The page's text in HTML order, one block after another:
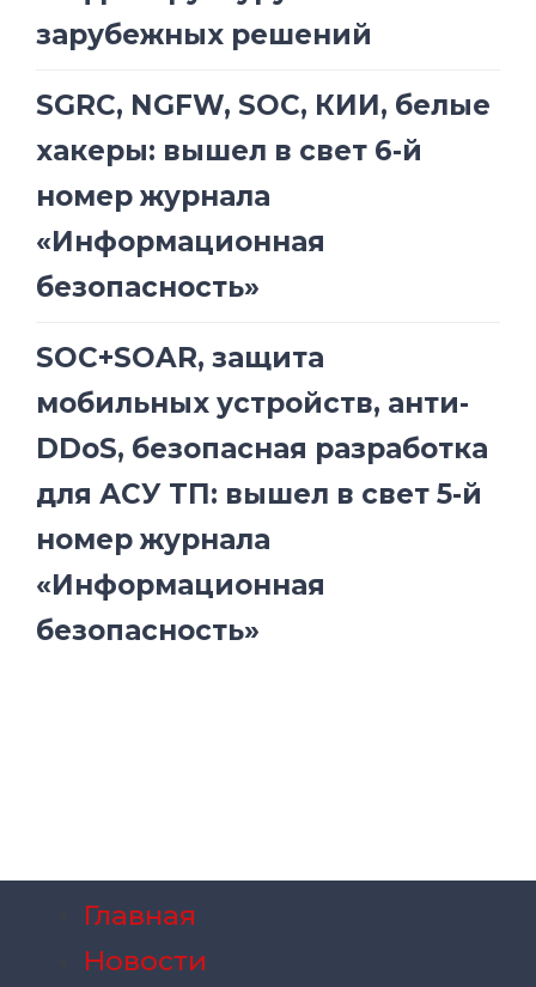
зарубежных решений
SGRC, NGFW, SOC, КИИ, белые
хакеры: вышел в свет 6-й
номер журнала
«Информационная
безопасность»
SOC+SOAR, защита
мобильных устройств, анти-
DDoS, безопасная разработка
для АСУ ТП: вышел в свет 5-й
номер журнала
«Информационная
безопасность»
Главная
Новости